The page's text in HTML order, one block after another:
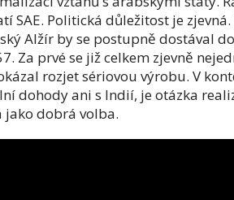
SAE. Politická důležitost je zjevná.
Alžír by se postupně dostával
Za prvé se již celkem zjevně
rozjet sériovou výrobu. V
dohody ani s Indií, je otázka
jako dobrá volba.